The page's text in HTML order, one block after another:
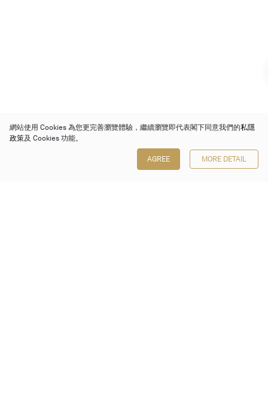
網站使用 Cookies 為您更完善瀏覽體驗，繼續瀏覽即代表閣下同意我們的私隱
政策及 Cookies 功能。
AGREE MORE DETAIL